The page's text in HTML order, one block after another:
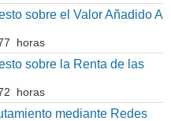
sobre el Valor Añadido A
horas
sobre la Renta de las
horas
mediante Redes